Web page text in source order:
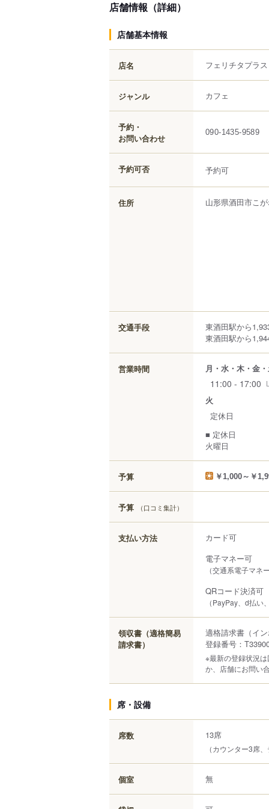
店舗情報（詳細）
店舗基本情報
店名 フェリチタプラ
ジャンル カフェ
予約・
お問い合わせ
090-1435-9589
予約可否 予約可
住所 山形県酒田市こ
交通手段
東酒田駅から
東酒田駅から
営業時間 月・水・木・金
11:00 - 17:00
火
定休日
■ 定休日
火曜日
予算 ￥1,000～￥
予算 （口コミ集計）
支払い方法
カード可
電子マネー可
（交通系電子マネ
QRコード決済可
（PayPay、d払い
領収書（適格簡易
請求書）
適格請求書（イ
登録番号：
※最新の登録状況
か、店舗にお問い
席・設備
席数 13席
（カウンター3席
個室 無